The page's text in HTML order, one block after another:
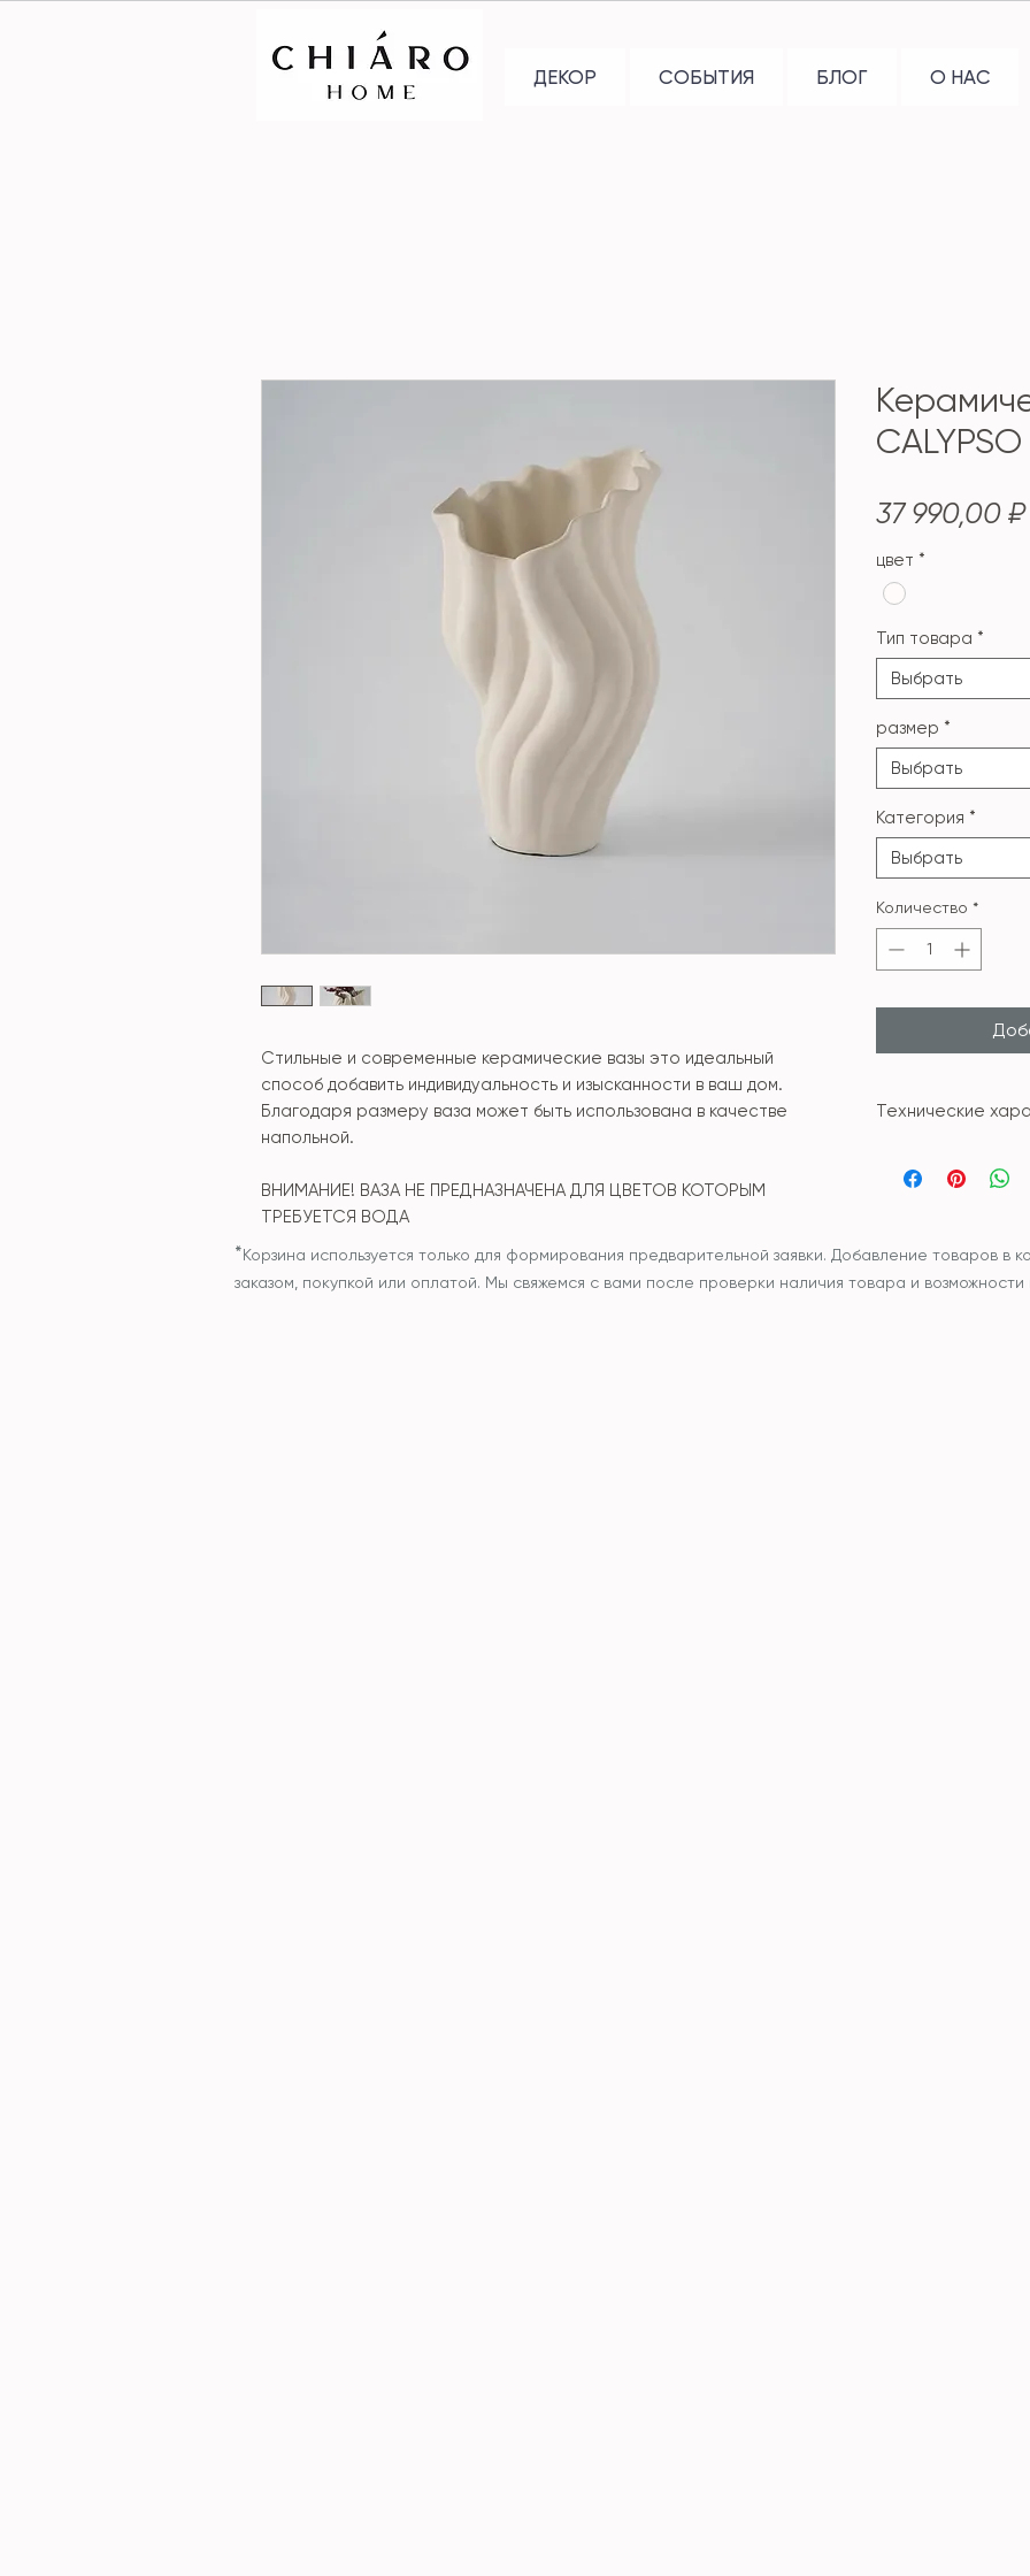
ДЕКОР СОБЫТИЯ БЛОГ О НАС
Стильные и современные керамические вазы это идеальный
способ добавить индивидуальность и изысканности в ваш дом.
Благодаря размеру ваза может быть использована в качестве
напольной.
ВНИМАНИЕ! ВАЗА НЕ ПРЕДНАЗНАЧЕНА ДЛЯ ЦВЕТОВ КОТОРЫМ
ТРЕБУЕТСЯ ВОДА
CALYPSO
37 990,00 ₽
цвет *
Тип товара *
Выбрать
размер *
Выбрать
Категория *
Выбрать
Количество *
Технические
Размер: 28,5*
*Корзина используется только для формирования предварительной заявки. Добавление товаров в
заказом, покупкой или оплатой. Мы свяжемся с вами после проверки наличия товара и